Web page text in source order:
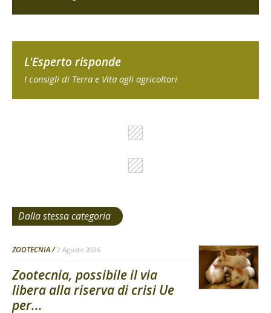
L'Esperto risponde
I consigli di Terra e Vita agli agricoltori
Dalla stessa categoria
ZOOTECNIA 2 Agosto 2026
Zootecnia, possibile il via
libera alla riserva di crisi Ue
per...